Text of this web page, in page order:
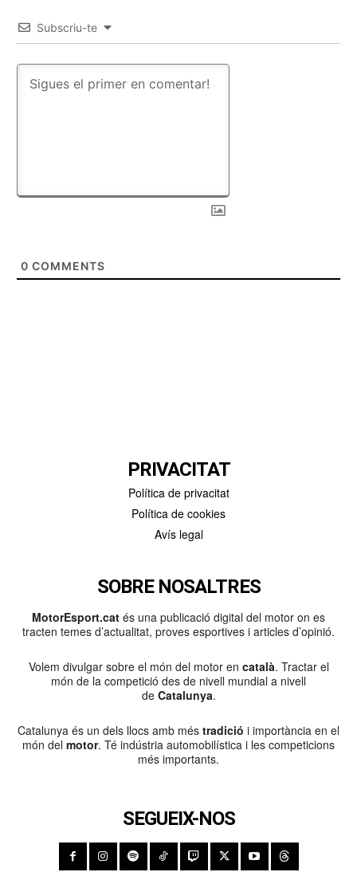
Subscriu-te
0 COMMENTS
PRIVACITAT
Política de privacitat
Política de cookies
Avís legal
SOBRE NOSALTRES
MotorEsport.cat és una publicació digital del motor on es
tracten temes d’actualitat, proves esportives i articles d’opinió.
Volem divulgar sobre el món del motor en català. Tractar el
món de la competició des de nivell mundial a nivell
de Catalunya.
Catalunya és un dels llocs amb més tradició i importància en el
món del motor. Té indústria automobilística i les competicions
més importants.
SEGUEIX-NOS